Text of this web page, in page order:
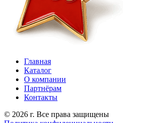
Главная
Каталог
О компании
Партнёрам
Контакты
© 2026 г. Все права защищены